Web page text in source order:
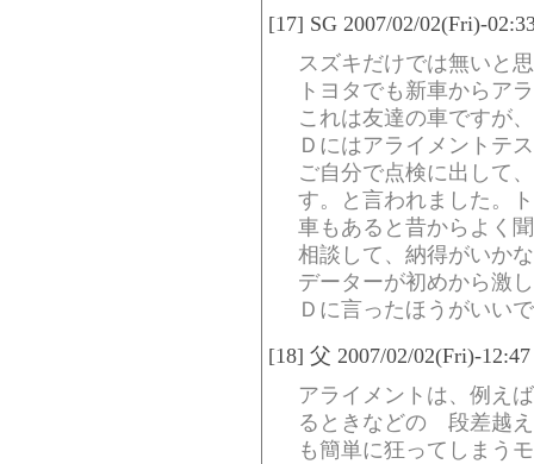
[17] SG 2007/02/02(Fri)-
スズキだけでは無いと
トヨタでも新車からア
これは友達の車ですが
Ｄにはアライメントテ
ご自分で点検に出して
す。と言われました。
車もあると昔からよく
相談して、納得がいか
データーが初めから激
Ｄに言ったほうがいい
[18] 父 2007/02/02(Fri)-
アライメントは、例え
るときなどの 段差越
も簡単に狂ってしまう